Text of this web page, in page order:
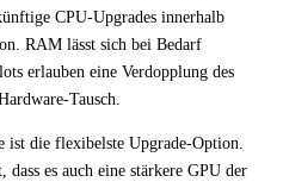
CPU-Upgrades innerhalb
RAM lässt sich bei Bedarf
erlauben eine Verdopplung des
Tausch.
ist die flexibelste Upgrade-Option.
es auch eine stärkere GPU der